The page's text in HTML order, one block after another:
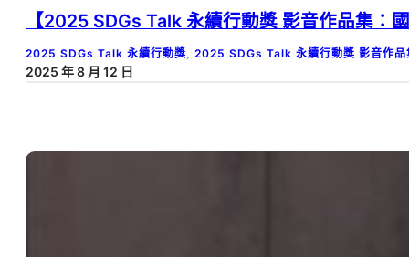
【2025 SDGs Talk 永續行動獎 影音作品集
2025 SDGs Talk 永續行動獎, 2025 SDGs Talk 永續行動獎 影音作品
2025 年 8 月 12 日